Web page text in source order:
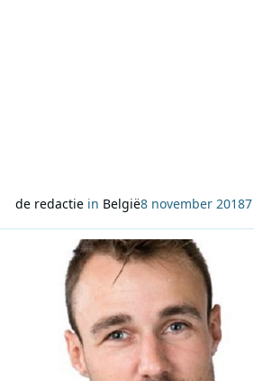
de redactiein België8 november 2018
Lees meer over Bram Verbruggen is de